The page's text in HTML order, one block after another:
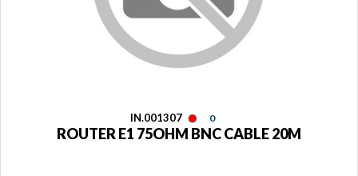
IN.001307 0
ROUTER E1 75OHM BNC CABLE 20M